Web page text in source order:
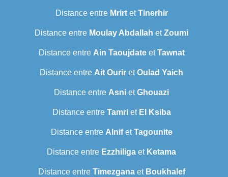
Distance entre MrirtetTinerhir
Distance entre Moulay Abdallah etZoumi
Distance entre Ain TaoujdateetTawnat
Distance entre Ait Ourir etOulad Yaich
Distance entre Asni etGhouazi
Distance entre Tamriet El Ksiba
Distance entre AlnifetTagounite
Distance entre Ezzhiliga et Ketama
Distance entre Timezganaet Boukhalef